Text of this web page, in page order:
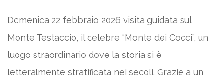
Domenica 22 febbraio 2026 visita guidata sul
Monte Testaccio, il celebre “Monte dei Cocci”, un
luogo straordinario dove la storia si è
letteralmente stratificata nei secoli. Grazie a un